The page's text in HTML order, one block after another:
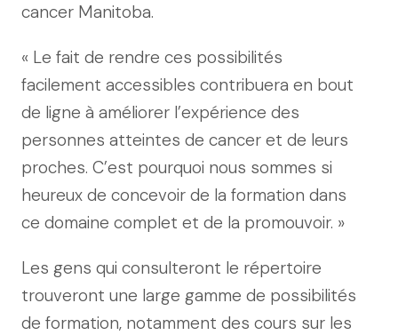
cancer Manitoba.
« Le fait de rendre ces possibilités
facilement accessibles contribuera en bout
de ligne à améliorer l’expérience des
personnes atteintes de cancer et de leurs
proches. C’est pourquoi nous sommes si
heureux de concevoir de la formation dans
ce domaine complet et de la promouvoir. »
Les gens qui consulteront le répertoire
trouveront une large gamme de possibilités
de formation, notamment des cours sur les